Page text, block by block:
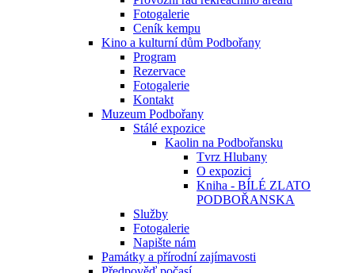
Fotogalerie
Ceník kempu
Kino a kulturní dům Podbořany
Program
Rezervace
Fotogalerie
Kontakt
Muzeum Podbořany
Stálé expozice
Kaolin na Podbořansku
Tvrz Hlubany
O expozici
Kniha - BÍLÉ ZLATO
PODBOŘANSKA
Služby
Fotogalerie
Napište nám
Památky a přírodní zajímavosti